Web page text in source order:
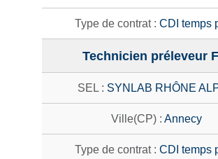
CDI temps
Technicien préleveur
SYNLAB RHÔNE
Annecy
CDI temps